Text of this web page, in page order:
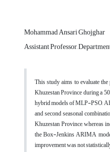
Mohammad Ansari Ghojghar
Assistant Professor,
This study aims to evaluate
Khuzestan Province during a
hybrid models of MLP-PSO,
and second seasonal
Khuzestan Province, whereas
the Box-Jenkins ARIMA
improvement was not